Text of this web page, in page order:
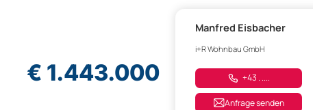
€ 1.443.000
Manfred Eisbacher
i+R Wohnbau GmbH
+43 . ....
Anfrage senden